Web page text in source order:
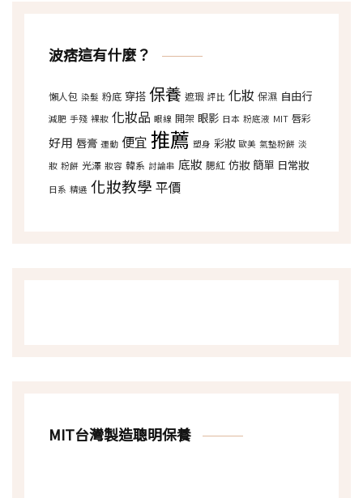
波痞這有什麼？
懶人包 染髮 粉底 穿搭 保養 遮瑕 評比 化妝 保濕 自由行
減肥 手殘 裸妝 化妝品 眼線 開架 眼影 日本 粉底液 MIT 唇彩
好用 唇膏 運動 便宜 推薦 塑身 彩妝 歐美 氣墊粉餅 淡
妝 粉餅 光澤 妝容 韓系 討論串 底妝 腮紅 仿妝 簡單 日常妝
日系 精選 化妝教學 平價
MIT台灣製造聰明保養